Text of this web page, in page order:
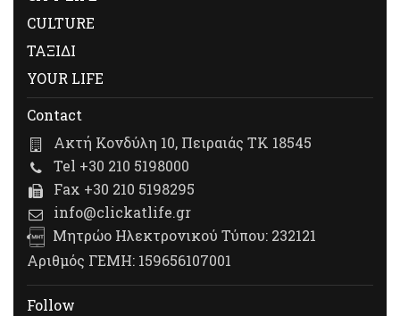
CULTURE
ΤΑΞΙΔΙ
YOUR LIFE
Contact
Ακτή Κονδύλη 10, Πειραιάς ΤΚ 18545
Tel +30 210 5198000
Fax +30 210 5198295
info@clickatlife.gr
Μητρώο Ηλεκτρονικού Τύπου: 232121
Αριθμός ΓΕΜΗ: 159656107001
Follow